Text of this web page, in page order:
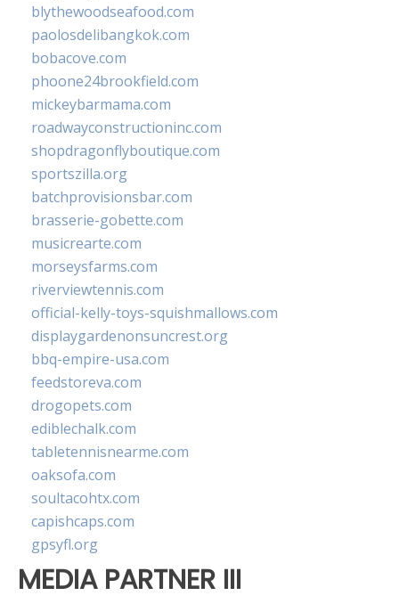
blythewoodseafood.com
paolosdelibangkok.com
bobacove.com
phoone24brookfield.com
mickeybarmama.com
roadwayconstructioninc.com
shopdragonflyboutique.com
sportszilla.org
batchprovisionsbar.com
brasserie-gobette.com
musicrearte.com
morseysfarms.com
riverviewtennis.com
official-kelly-toys-squishmallows.com
displaygardenonsuncrest.org
bbq-empire-usa.com
feedstoreva.com
drogopets.com
ediblechalk.com
tabletennisnearme.com
oaksofa.com
soultacohtx.com
capishcaps.com
gpsyfl.org
MEDIA PARTNER III